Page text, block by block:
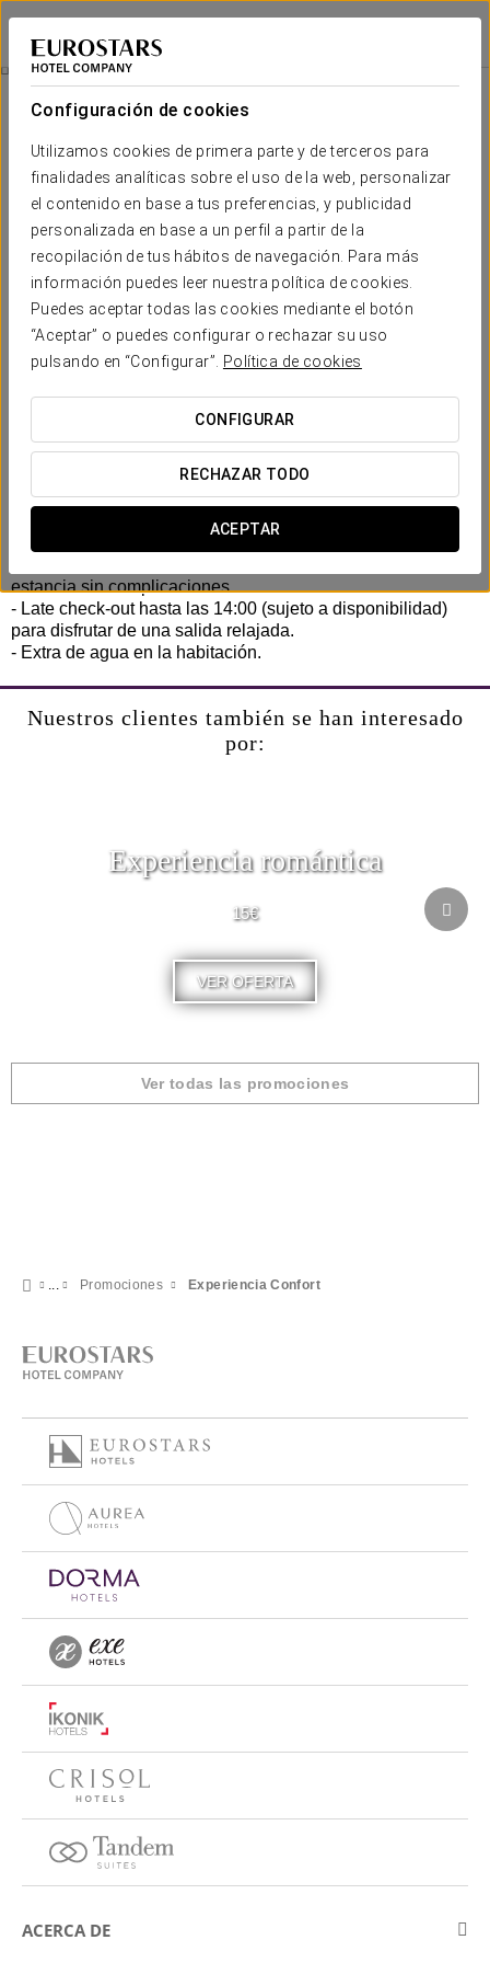
Configuración de cookies
Utilizamos cookies de primera parte y de terceros para
finalidades analíticas sobre el uso de la web, personalizar
el contenido en base a tus preferencias, y publicidad
personalizada en base a un perfil a partir de la
recopilación de tus hábitos de navegación. Para más
información puedes leer nuestra política de cookies.
Puedes aceptar todas las cookies mediante el botón
“Aceptar” o puedes configurar o rechazar su uso
pulsando en “Configurar”.
Política de cookies
CONFIGURAR
RECHAZAR TODO
ACEPTAR
Dorma León
LEÓN
Experiencia Confort
12 €
Experiencia confort
Horarios flexibles, todo pensado para adaptarse a tu
En el Dorma León, hemos creado esta experiencia confort
pensando en tu eficiencia y comodidad. Sin prisas, sin
estancia sin complicaciones.
- Late check-out hasta las 14:00 (sujeto a disponibilidad)
para disfrutar de una salida relajada.
- Extra de agua en la habitación.
Nuestros clientes también se han interesado
por:
Experiencia romántica
15€
VER OFERTA
Ver todas las promociones
Promociones Experiencia Confort
ACERCA DE